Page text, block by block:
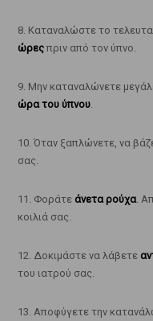
8. Καταναλώστε το
ώρεςπριν από τον ύπνο.
9. Μην καταναλώνετε
ώρα του ύπνου.
10. Όταν ξαπλώνετε, να
σας.
11. Φοράτε άνετα ρούχα.
κοιλιά σας.
12. Δοκιμάστε να λάβετε
του ιατρού σας.
13. Αποφύγετε την